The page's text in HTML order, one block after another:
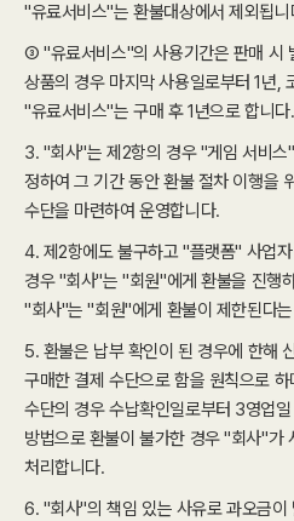
"유료서비스"는 환불대상에서 제외됩니
③ "유료서비스"의 사용기간은 판매 시
상품의 경우 마지막 사용일로부터 1년,
"유료서비스"는 구매 후 1년으로 합니다.
3. "회사"는 제2항의 경우 "게임 서비
정하여 그 기간 동안 환불 절차 이행을
수단을 마련하여 운영합니다.
4. 제2항에도 불구하고 "플랫폼" 사업
경우 "회사"는 "회원"에게 환불을 진행
"회사"는 "회원"에게 환불이 제한된다
5. 환불은 납부 확인이 된 경우에 한해
구매한 결제 수단으로 함을 원칙으로
수단의 경우 수납확인일로부터 3영업
방법으로 환불이 불가한 경우 "회사"가
처리합니다.
6. "회사"의 책임 있는 사유로 과오금